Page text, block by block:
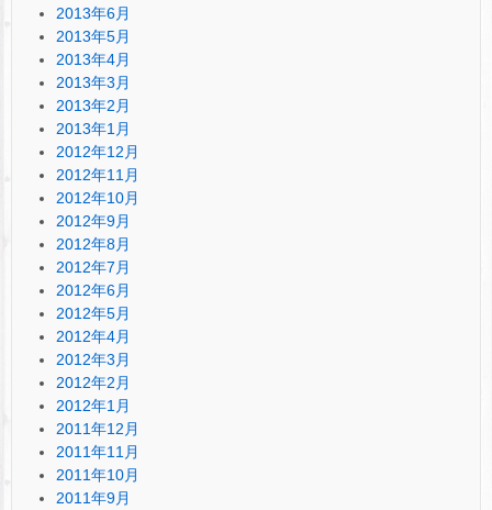
2013年6月
2013年5月
2013年4月
2013年3月
2013年2月
2013年1月
2012年12月
2012年11月
2012年10月
2012年9月
2012年8月
2012年7月
2012年6月
2012年5月
2012年4月
2012年3月
2012年2月
2012年1月
2011年12月
2011年11月
2011年10月
2011年9月